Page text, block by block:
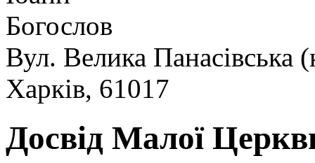
Вул. Велика Панасівська
Харків, 61017
Досвід Малої